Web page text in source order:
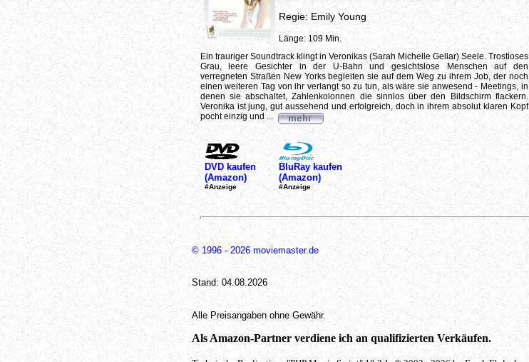
Regie: Emily Young
Länge: 109 Min.
Ein trauriger Soundtrack klingt in Veronikas (Sarah Michelle Gellar) Seele. Trostloses
Grau, leere Gesichter in der U-Bahn und gesichtslose Menschen auf den
verregneten Straßen New Yorks begleiten sie auf dem Weg zu ihrem Job, der noch
einen weiteren Tag von ihr verlangt so zu tun, als wäre sie anwesend - Meetings, in
denen sie abschaltet, Zahlenkolonnen die sinnlos über den Bildschirm flackern.
Veronika ist jung, gut aussehend und erfolgreich, doch in ihrem absolut klaren Kopf
pocht einzig und ...
DVD kaufen
(Amazon)
#Anzeige
BluRay kaufen
(Amazon)
#Anzeige
© 1996 - 2026 moviemaster.de
Stand: 04.08.2026
Alle Preisangaben ohne Gewähr.
Als Amazon-Partner verdiene ich an qualifizierten Verkäufen.